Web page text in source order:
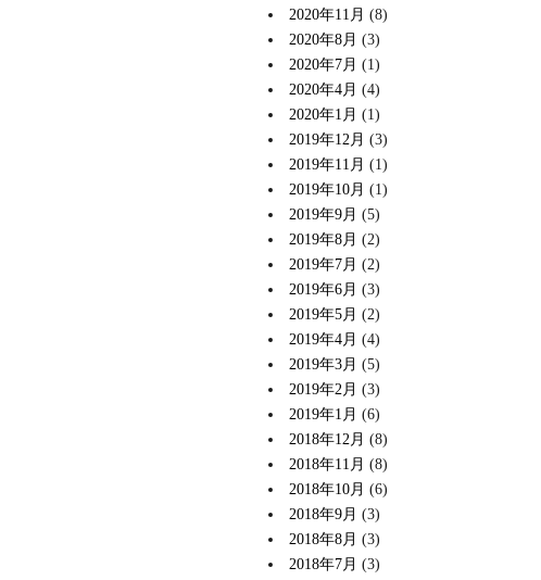
2020年11月 (8)
2020年8月 (3)
2020年7月 (1)
2020年4月 (4)
2020年1月 (1)
2019年12月 (3)
2019年11月 (1)
2019年10月 (1)
2019年9月 (5)
2019年8月 (2)
2019年7月 (2)
2019年6月 (3)
2019年5月 (2)
2019年4月 (4)
2019年3月 (5)
2019年2月 (3)
2019年1月 (6)
2018年12月 (8)
2018年11月 (8)
2018年10月 (6)
2018年9月 (3)
2018年8月 (3)
2018年7月 (3)